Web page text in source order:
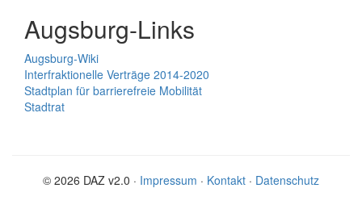
Augsburg-Links
Augsburg-Wiki
Interfraktionelle Verträge 2014-2020
Stadtplan für barrierefreie Mobilität
Stadtrat
© 2026 DAZ v2.0 · Impressum · Kontakt · Datenschutz